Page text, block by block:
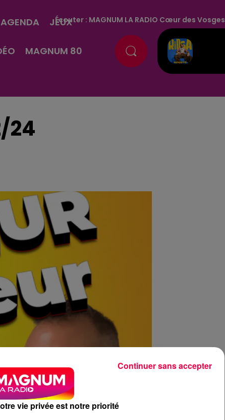
AGENDA JEUX
MAGNUM 80
Écouter : MAGNUM LA RADIO Cœur des Vosges
24
vie privée est notre priorité
Continuer sans accepter